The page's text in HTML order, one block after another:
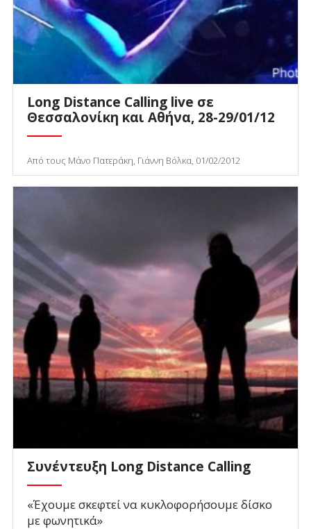
Long Distance Calling live σε
Θεσσαλονίκη και Αθήνα, 28-29/01/12
Από τους Μάνο Πατεράκη, Γιάννη Βόλκα, 01/02/2012
Συνέντευξη Long Distance Calling
«Έχουμε σκεφτεί να κυκλοφορήσουμε δίσκο
με φωνητικά»